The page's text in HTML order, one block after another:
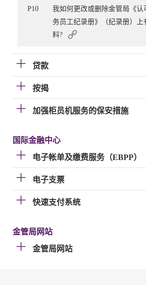
P10
我如何更改或删除金管局《认
务员工纪录册》（纪录册）上
料?
贷款
按揭
加强柜员机服务的保安措施
国际金融中心
电子帐单及缴费服务（EBPP）
电子支票
快速支付系统
金管局网站
金管局网站